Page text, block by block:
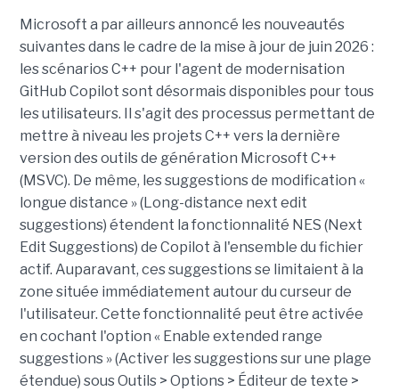
Microsoft a par ailleurs annoncé les nouveautés
suivantes dans le cadre de la mise à jour de juin 2026 :
les scénarios C++ pour l'agent de modernisation
GitHub Copilot sont désormais disponibles pour tous
les utilisateurs. Il s'agit des processus permettant de
mettre à niveau les projets C++ vers la dernière
version des outils de génération Microsoft C++
(MSVC). De même, les suggestions de modification «
longue distance » (Long-distance next edit
suggestions) étendent la fonctionnalité NES (Next
Edit Suggestions) de Copilot à l'ensemble du fichier
actif. Auparavant, ces suggestions se limitaient à la
zone située immédiatement autour du curseur de
l'utilisateur. Cette fonctionnalité peut être activée
en cochant l'option « Enable extended range
suggestions » (Activer les suggestions sur une plage
étendue) sous Outils > Options > Éditeur de texte >